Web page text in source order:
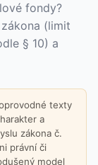
fondy?
(limit
§ 10) a
texty
a
zákona č.
právní či
model